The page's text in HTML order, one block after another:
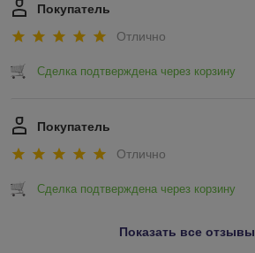
Покупатель
Отлично
Сделка подтверждена через корзину
Покупатель
Отлично
Сделка подтверждена через корзину
Показать все отзывы